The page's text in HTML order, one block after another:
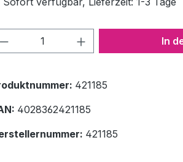
Anzahl: Gib den
In
421185
4028362421185
421185